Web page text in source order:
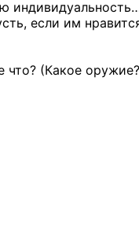
если им
что? (Какое